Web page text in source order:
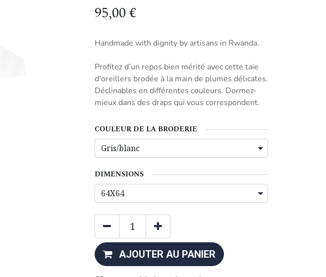
95,00€
Handmade with dignity by artisans in Rwanda.
Profitez d’un repos bien mérité avec cette taie
d'oreillers brodée à la main de plumes délicates.
Déclinables en différentes couleurs. Dormez-
mieux dans des draps qui vous correspondent.
COULEUR DE LA BRODERIE
DIMENSIONS
AJOUTER AU PANIER